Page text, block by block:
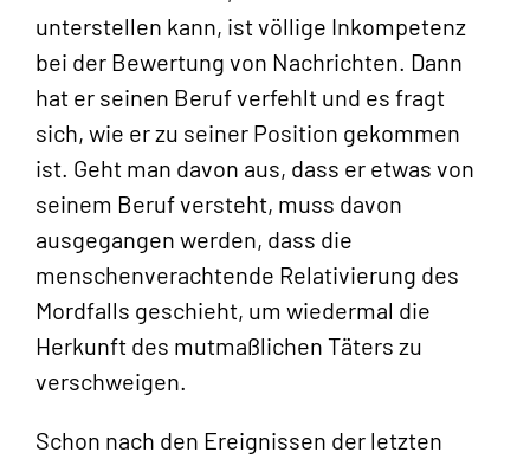
unterstellen kann, ist völlige Inkompetenz
bei der Bewertung von Nachrichten. Dann
hat er seinen Beruf verfehlt und es fragt
sich, wie er zu seiner Position gekommen
ist. Geht man davon aus, dass er etwas von
seinem Beruf versteht, muss davon
ausgegangen werden, dass die
menschenverachtende Relativierung des
Mordfalls geschieht, um wiedermal die
Herkunft des mutmaßlichen Täters zu
verschweigen.
Schon nach den Ereignissen der letzten